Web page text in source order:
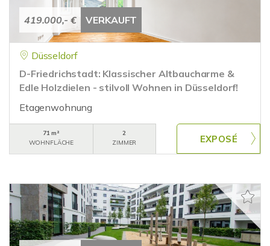
419.000,- € VERKAUFT
Düsseldorf
D-Friedrichstadt: Klassischer Altbaucharme &
Edle Holzdielen - stilvoll Wohnen in Düsseldorf!
Etagenwohnung
71 m²
WOHNFLÄCHE
2
ZIMMER